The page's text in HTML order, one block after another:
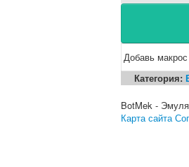
Добавь
Категория:
BotMek -
Карта сайта